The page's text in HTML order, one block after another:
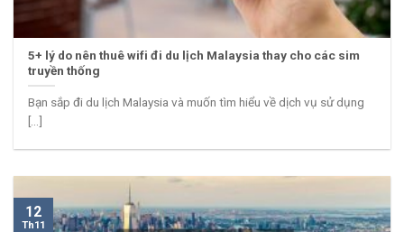
5+ lý do nên thuê wifi đi du lịch Malaysia thay cho các sim
truyền thống
Bạn sắp đi du lịch Malaysia và muốn tìm hiểu về dịch vụ sử dụng
[...]
12
Th11